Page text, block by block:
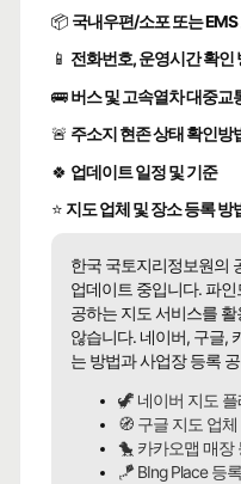
📦 국내우편/소포 또는 EMS
📱 전화번호, 운영시간 확인
🚌버스 및 고속열차 대중교
🚨 주소지 현존 상태 확인방
🍀 업데이트 일정 및 기준
⭐ 지도 업체 및 장소 등록 방
한국 국토지리정보원의
업데이트 중입니다. 파
공하는 지도 서비스를
않습니다. 네이버, 구글,
는 방법과 사업장 등록
🦖 네이버 지도
🧭 구글 지도 업
🐤 카카오맵 매장
🪁 BIng Place 등록